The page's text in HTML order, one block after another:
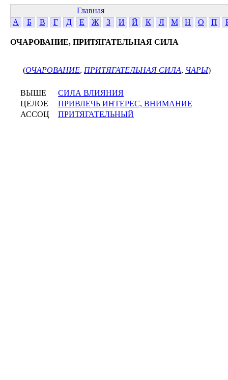
Главная
А
Б В Г Д Е Ж З И Й К Л М Н О П
ОЧАРОВАНИЕ, ПРИТЯГАТЕЛЬНАЯ СИЛА
(ОЧАРОВАНИЕ, ПРИТЯГАТЕЛЬНАЯ СИЛА, ЧАРЫ)
ВЫШЕ
СИЛА ВЛИЯНИЯ
ЦЕЛОЕ
ПРИВЛЕЧЬ ИНТЕРЕС, ВНИМАНИЕ
АССОЦ
ПРИТЯГАТЕЛЬНЫЙ